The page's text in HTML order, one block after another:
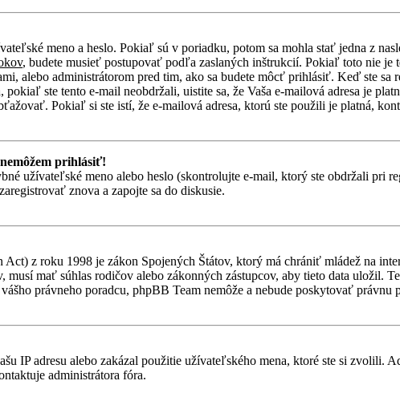
meno a heslo. Pokiaľ sú v poriadku, potom sa mohla stať jedna z
, budete musieť postupovať podľa zaslaných inštrukcií. Pokiaľ toto nie
alebo administrátorom pred tim, ako sa budete môcť prihlásiť. Keď ste
ste tento e-mail neobdržali, uistite sa, že Vaša e-mailová adresa je
Pokiaľ si ste istí, že e-mailová adresa, ktorú ste použili je platná,
prihlásiť!
užívateľské meno alebo heslo (skontrolujte e-mail, ktorý ste obdržali pri
znova a zapojte sa do diskusie.
z roku 1998 je zákon Spojených Štátov, ktorý má chrániť mládež na
mať súhlas rodičov alebo zákonných zástupcov, aby tieto data uložil.
právneho poradcu, phpBB Team nemôže a nebude poskytovať
IP adresu alebo zakázal použitie užívateľského mena, ktoré ste si
administrátora fóra.